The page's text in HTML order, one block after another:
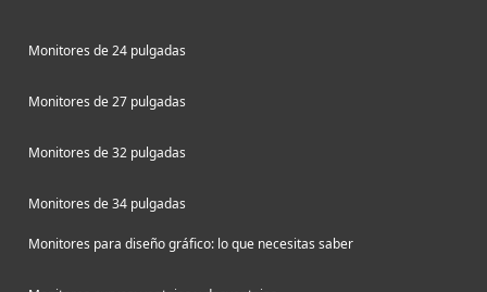
mejorar la productividad. Además, su
ángulo de visión y una sensación de
esta reseña analizaremos las
de este monitor para conocer mejor si
se trata de una buena opción para
usuarios exigentes.
Monitores de 24 pulgadas
Monitores de 27 pulgadas
Monitores de 32 pulgadas
Monitores de 34 pulgadas
Monitores para diseño gráfico: lo que necesitas saber